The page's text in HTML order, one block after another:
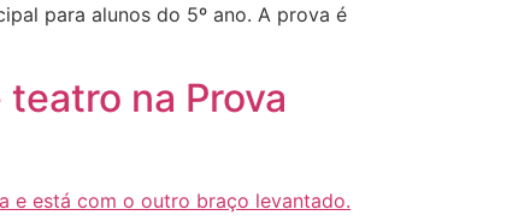
para alunos do 5º ano. A prova é
na Prova